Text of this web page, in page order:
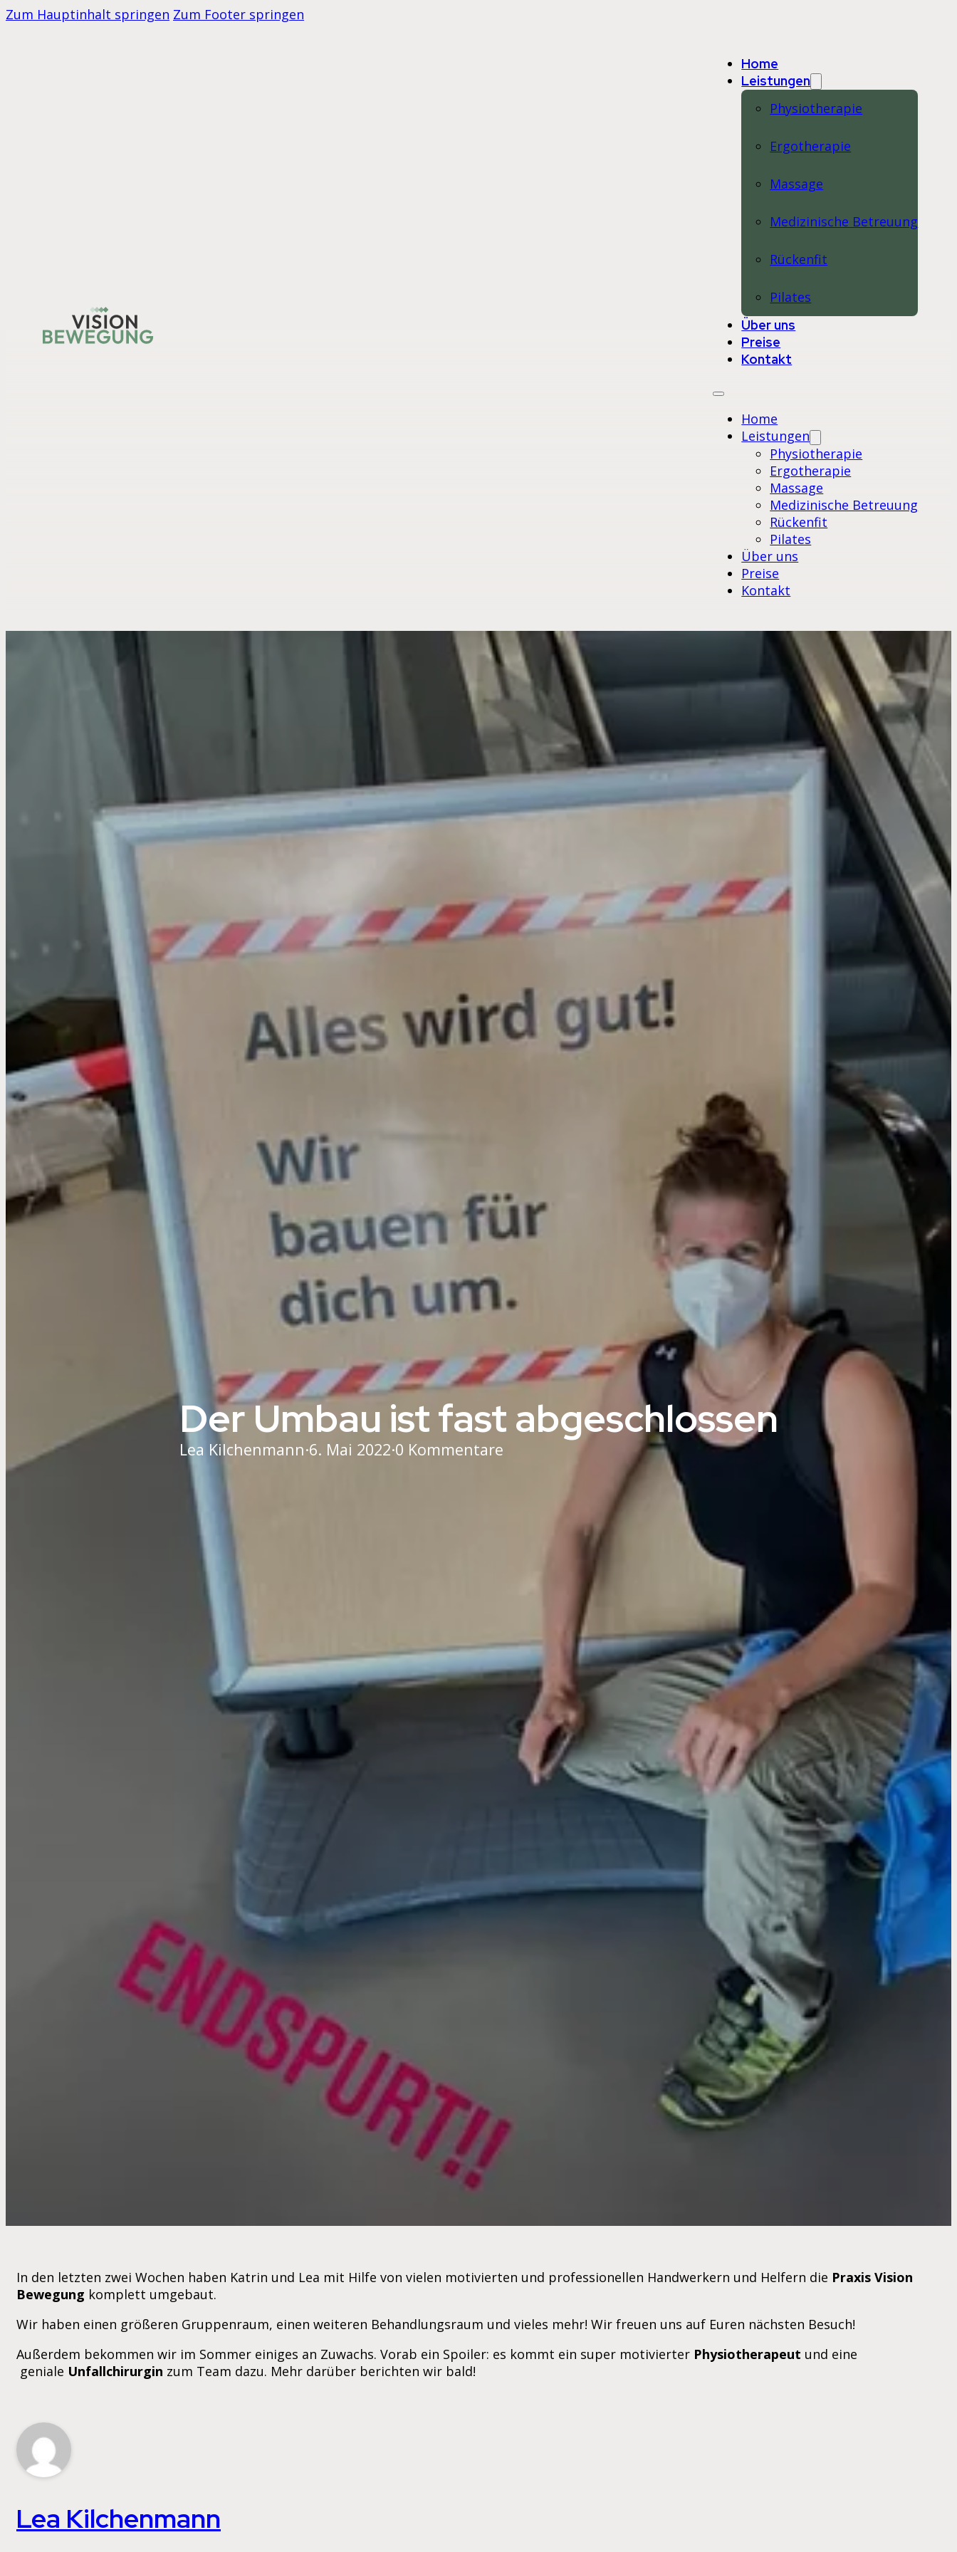
Zum Hauptinhalt springen Zum Footer springen
Home
Leistungen
Physiotherapie
Ergotherapie
Massage
Medizinische Betreuung
Rückenfit
Pilates
Über uns
Preise
Kontakt
Home
Leistungen
Physiotherapie
Ergotherapie
Massage
Medizinische Betreuung
Rückenfit
Pilates
Über uns
Preise
Kontakt
Der Umbau ist fast abgeschlossen
Lea Kilchenmann·6. Mai 2022·0 Kommentare
In den letzten zwei Wochen haben Katrin und Lea mit Hilfe von vielen motivierten und professionellen Handwerkern und Helfern die Praxis Vision
Bewegung komplett umgebaut.
Wir haben einen größeren Gruppenraum, einen weiteren Behandlungsraum und vieles mehr! Wir freuen uns auf Euren nächsten Besuch!
Außerdem bekommen wir im Sommer einiges an Zuwachs. Vorab ein Spoiler: es kommt ein super motivierter Physiotherapeut und eine
geniale Unfallchirurgin zum Team dazu. Mehr darüber berichten wir bald!
Lea Kilchenmann